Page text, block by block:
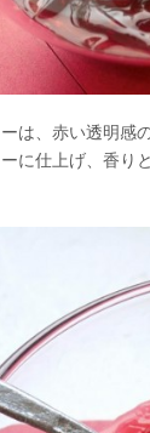
は、赤い透明感
に仕上げ、香り